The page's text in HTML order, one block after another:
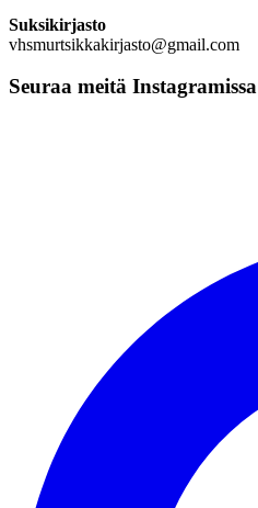
Suksikirjasto
vhsmurtsikkakirjasto@gmail.com
Seuraa meitä Instagramissa